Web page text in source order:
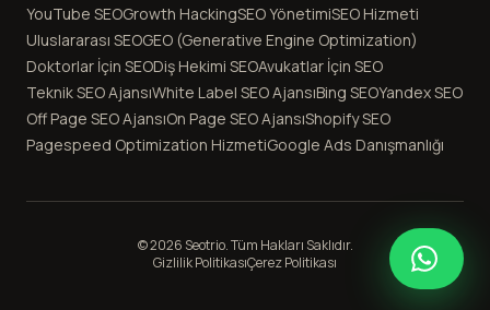
YouTube SEOGrowth HackingSEO YönetimiSEO Hizmeti
Uluslararası SEOGEO (Generative Engine Optimization)
Doktorlar İçin SEODiş Hekimi SEOAvukatlar İçin SEO
Teknik SEO AjansıWhite Label SEO AjansıBing SEOYandex SEO
Off Page SEO AjansıOn Page SEO AjansıShopify SEO
Pagespeed Optimization HizmetiGoogle Ads Danışmanlığı
© 2026 Seotrio. Tüm Hakları Saklıdır.
Gizlilik PolitikasıÇerez Politikası